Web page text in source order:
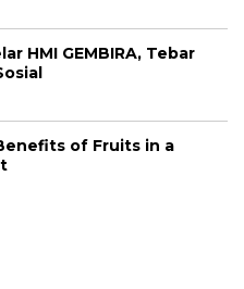
HMI GEMBIRA, Tebar
of Fruits in a